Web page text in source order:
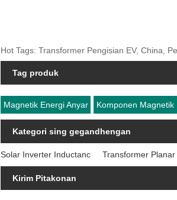
Hot Tags: Transformer Pengisian EV, China,
Tag produk
Magnetik Energi Anyar Komponen Magnetik
Kategori sing gegandhengan
Solar Inverter Inductanc Transformer Planar
Kirim Pitakonan